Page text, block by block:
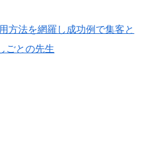
方法を網羅し成功例で集客と
ごとの先生